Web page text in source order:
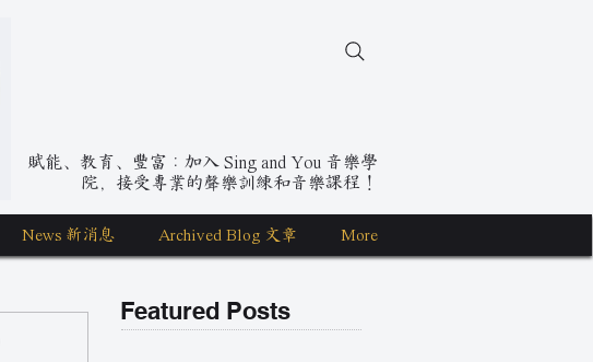
賦能、教育、豐富：加入 Sing and You 音樂學
院，接受專業的聲樂訓練和音樂課程！
News 新消息 Archived Blog 文章 More
Featured Posts